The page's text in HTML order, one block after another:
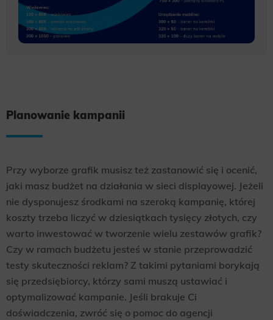
Planowanie kampanii
Przy wyborze grafik musisz też zastanowić się i ocenić,
jaki masz budżet na działania w sieci displayowej. Jeżeli
nie dysponujesz środkami na szeroką kampanię, której
koszty trzeba liczyć w dziesiątkach tysięcy złotych, czy
warto inwestować w tworzenie wielu zestawów grafik?
Czy w ramach budżetu jesteś w stanie przeprowadzić
testy skuteczności reklam? Z takimi pytaniami borykają
się przedsiębiorcy, którzy sami muszą ustawiać i
optymalizować kampanie. Jeśli brakuje Ci
doświadczenia, zwróć się o pomoc do agencji